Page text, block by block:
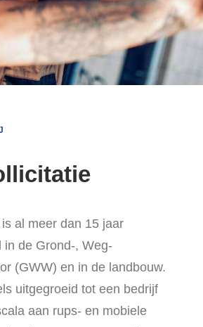
Nieuws
bij PUM
Contact
al meer dan 15 jaar
in de Grond-, Weg-
(GWW) en in de landbouw.
uitgegroeid tot een bedrijf
aan rups- en mobiele